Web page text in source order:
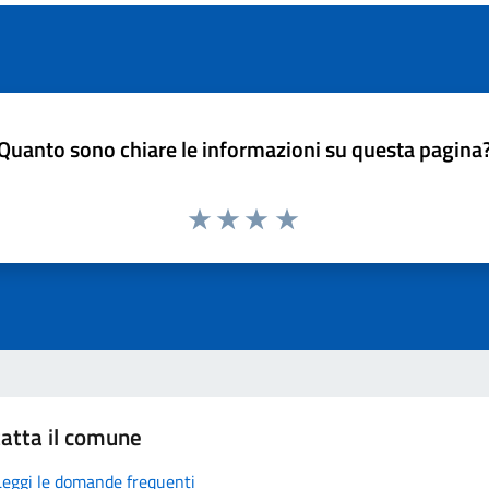
sono chiare le informazioni su questa
il comune
le domande frequenti